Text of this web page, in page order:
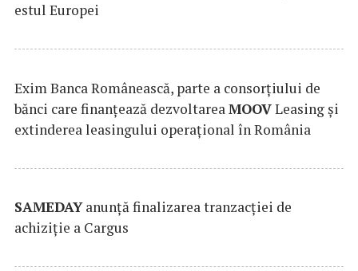
estul Europei
Exim Banca Românească, parte a consorțiului de
bănci care finanțează dezvoltareaMOOVLeasing și
extinderea leasingului operațional în România
SAMEDAYanunță finalizarea tranzacției de
achiziție a Cargus